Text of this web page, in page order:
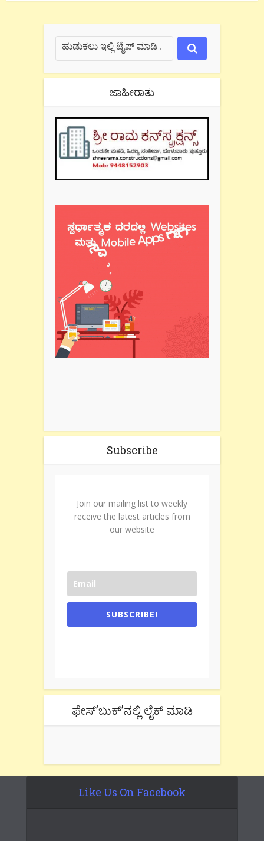
ಜಾಹೀರಾತು
Subscribe
Join our mailing list to weekly
receive the latest articles from
our website
SUBSCRIBE!
ಫೇಸ್’ಬುಕ್’ನಲ್ಲಿ ಲೈಕ್ ಮಾಡಿ
Like Us On Facebook